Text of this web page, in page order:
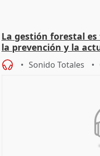
La gestión forestal
la prevención y la
Sonido Totales